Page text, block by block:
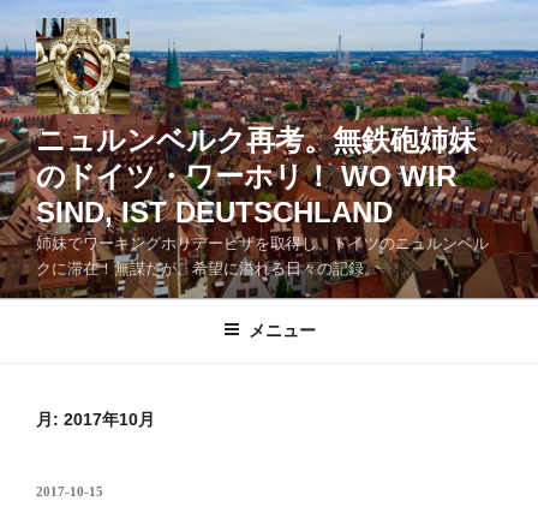
コ
ン
テ
ン
ツ
へ
ス
キ
ッ
プ
ニュルンベルク再考。無鉄砲姉妹
のドイツ・ワーホリ！ WO WIR
SIND, IST DEUTSCHLAND
姉妹でワーキングホリデービザを取得し、ドイツのニュルンベル
クに滞在！無謀だが、希望に溢れる日々の記録。
メニュー
月: 2017年10月
投
2017-10-15